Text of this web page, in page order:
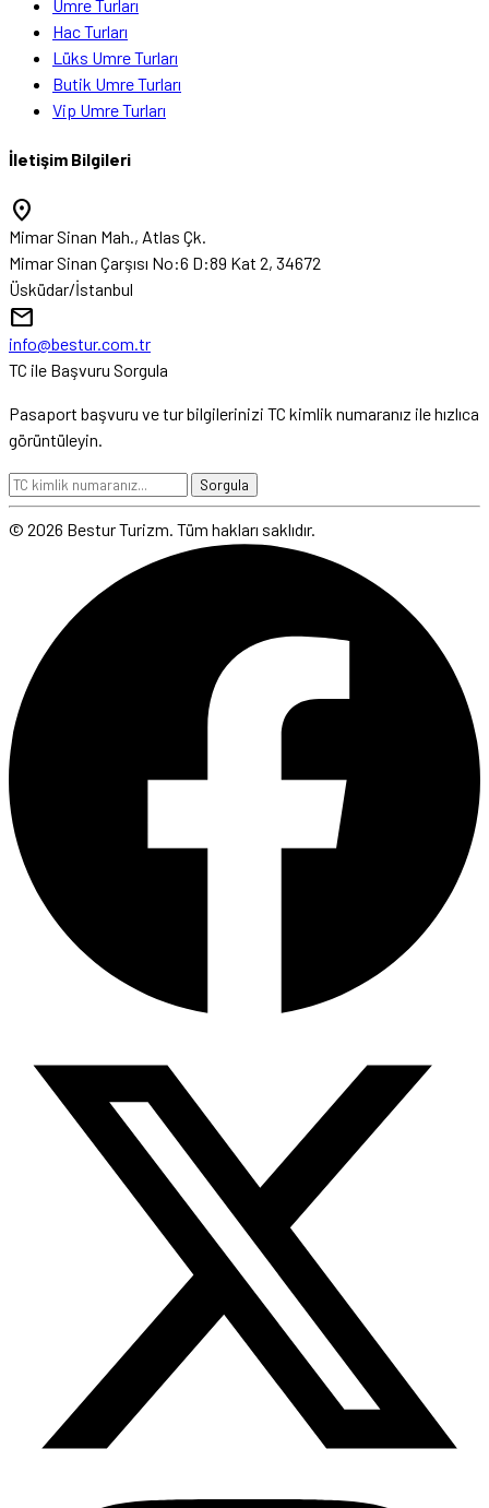
Umre Turları
Hac Turları
Lüks Umre Turları
Butik Umre Turları
Vip Umre Turları
İletişim Bilgileri
location_on
Mimar Sinan Mah., Atlas Çk.
Mimar Sinan Çarşısı No:6 D:89 Kat 2, 34672
Üsküdar/İstanbul
mail
info@bestur.com.tr
TC ile Başvuru Sorgula
Pasaport başvuru ve tur bilgilerinizi TC kimlik numaranız ile hızlıca
görüntüleyin.
Sorgula
© 2026 Bestur Turizm. Tüm hakları saklıdır.